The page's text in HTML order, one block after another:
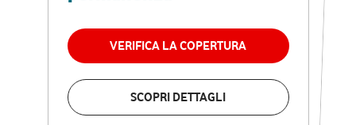
VERIFICA LA COPERTURA
SCOPRI DETTAGLI
permanenza
VERIFICA LA COPERTURA